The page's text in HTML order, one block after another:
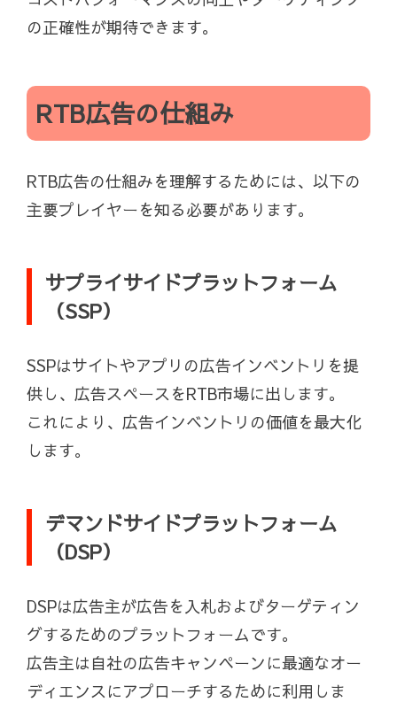
の正確性が期待できます。
RTB広告の仕組み
RTB広告の仕組みを理解するためには、以下の
主要プレイヤーを知る必要があります。
サプライサイドプラットフォーム
（SSP）
SSPはサイトやアプリの広告インベントリを提
供し、広告スペースをRTB市場に出します。
これにより、広告インベントリの価値を最大化
します。
デマンドサイドプラットフォーム
（DSP）
DSPは広告主が広告を入札およびターゲティン
グするためのプラットフォームです。
広告主は自社の広告キャンペーンに最適なオー
ディエンスにアプローチするために利用しま